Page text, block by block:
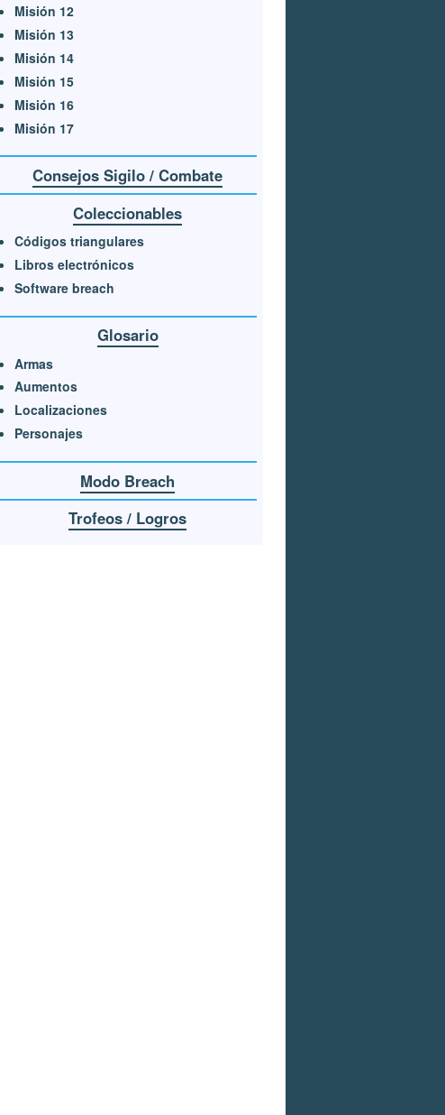
Misión 12
Misión 13
Misión 14
Misión 15
Misión 16
Misión 17
Consejos Sigilo / Combate
Coleccionables
Códigos triangulares
Libros electrónicos
Software breach
Glosario
Armas
Aumentos
Localizaciones
Personajes
Modo Breach
Trofeos / Logros